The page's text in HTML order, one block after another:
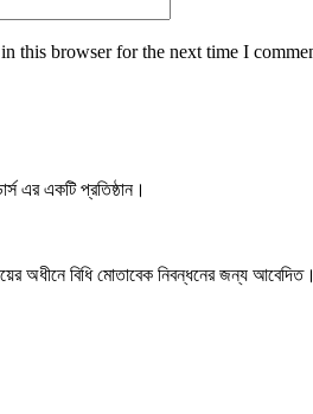
this browser for the next time I
এর একটি প্রতিষ্ঠান।
অধীনে বিধি মোতাবেক নিবন্ধনের জন্য আবেদিত।